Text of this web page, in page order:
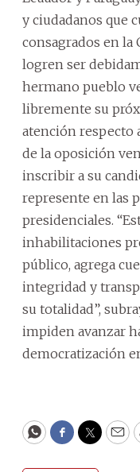
y ciudadanos que
consagrados en
logren ser
hermano pueblo
libremente su
atención respecto
de la oposición
inscribir a su
represente en las
presidenciales.
inhabilitaciones
público, agrega
integridad y
su totalidad”,
impiden avanzar
democratización
WhatsApp
Facebook